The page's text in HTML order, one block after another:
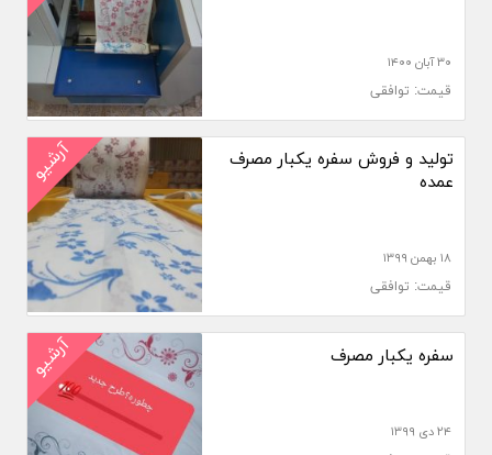
۳۰ آبان ۱۴۰۰
قیمت: توافقی
آرشیو
تولید و فروش سفره یکبار مصرف
عمده
۱۸ بهمن ۱۳۹۹
قیمت: توافقی
آرشیو سفره یکبار مصرف
۲۴ دی ۱۳۹۹